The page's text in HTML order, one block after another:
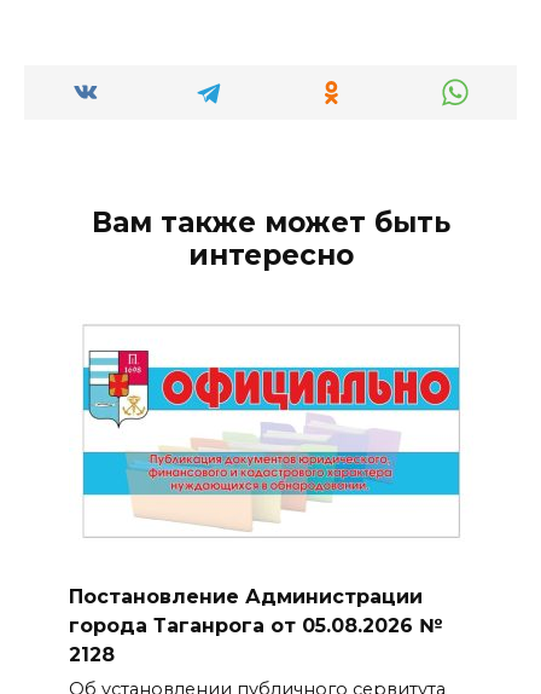
Вам также может быть
интересно
Постановление Администрации
города Таганрога от 05.08.2026 №
2128
Об установлении публичного сервитута